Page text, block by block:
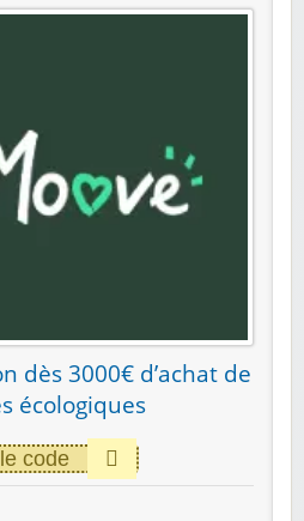
dès 3000€ d’achat de
écologiques
code